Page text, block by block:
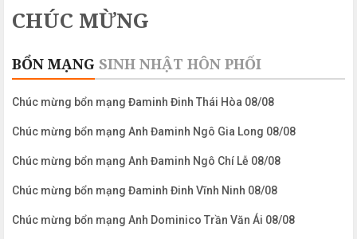
CHÚC MỪNG
BỔN MẠNG SINH NHẬT HÔN PHỐI
Chúc mừng bổn mạng Đaminh Đinh Thái Hòa 08/08
Chúc mừng bổn mạng Anh Đaminh Ngô Gia Long 08/08
Chúc mừng bổn mạng Anh Đaminh Ngô Chí Lễ 08/08
Chúc mừng bổn mạng Đaminh Đinh Vĩnh Ninh 08/08
Chúc mừng bổn mạng Anh Dominico Trần Văn Ái 08/08